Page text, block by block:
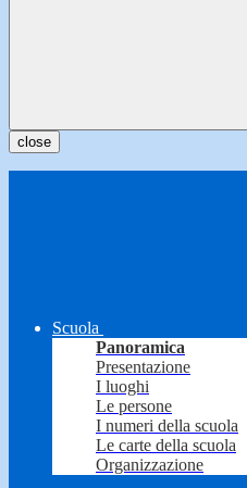
close
Scuola
Panoramica
Presentazione
I luoghi
Le persone
I numeri della scuola
Le carte della scuola
Organizzazione